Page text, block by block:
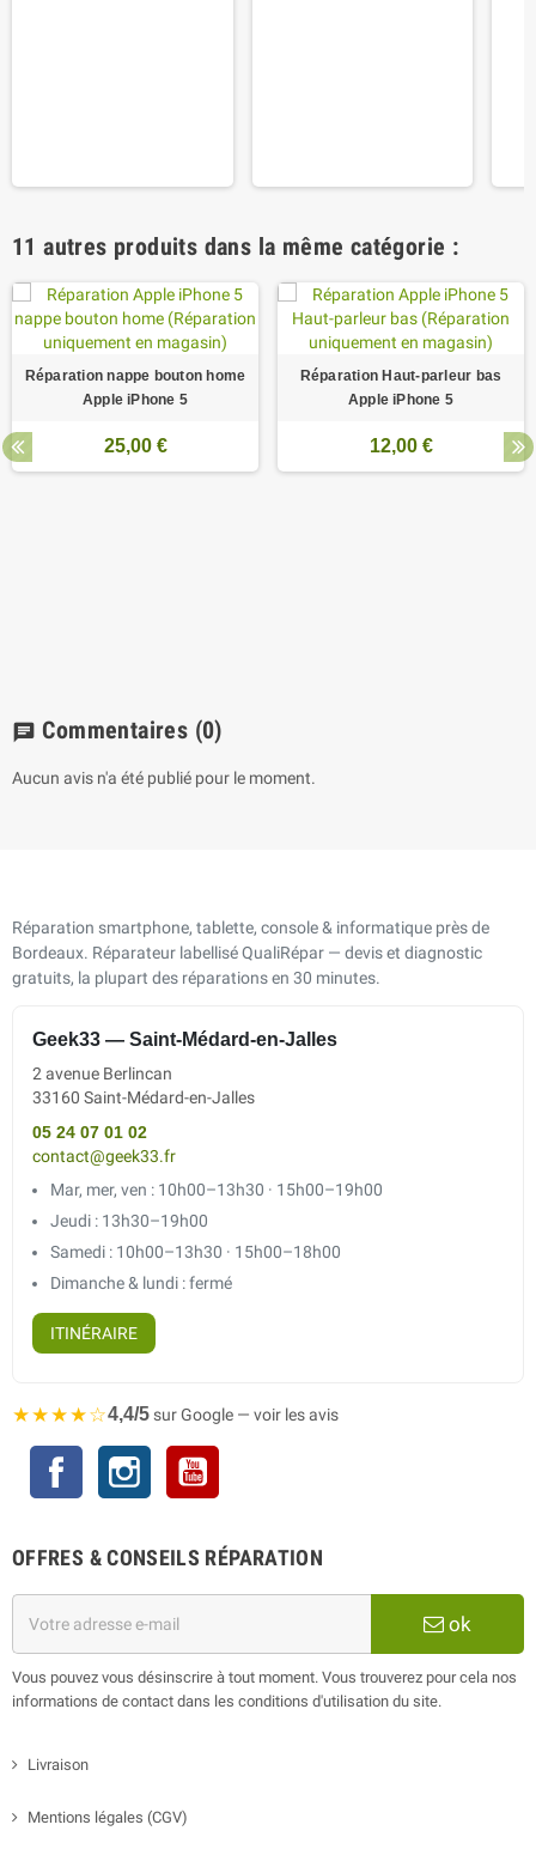
11 autres produits dans la même catégorie :
Réparation nappe bouton home
Apple iPhone 5
25,00 €
Réparation Haut-parleur bas
Apple iPhone 5
12,00 €
chat Commentaires (0)
Aucun avis n'a été publié pour le moment.
Réparation smartphone, tablette, console & informatique près de
Bordeaux. Réparateur labellisé QualiRépar — devis et diagnostic
gratuits, la plupart des réparations en 30 minutes.
Geek33 — Saint-Médard-en-Jalles
2 avenue Berlincan
33160 Saint-Médard-en-Jalles
05 24 07 01 02
contact@geek33.fr
Mar, mer, ven : 10h00–13h30 · 15h00–19h00
Jeudi : 13h30–19h00
Samedi : 10h00–13h30 · 15h00–18h00
Dimanche & lundi : fermé
ITINÉRAIRE
★★★★☆4,4/5sur Google — voir les avis
Facebook Instagram
OFFRES & CONSEILS RÉPARATION
ok
Vous pouvez vous désinscrire à tout moment. Vous trouverez pour cela nos
informations de contact dans les conditions d'utilisation du site.
Livraison
Mentions légales (CGV)